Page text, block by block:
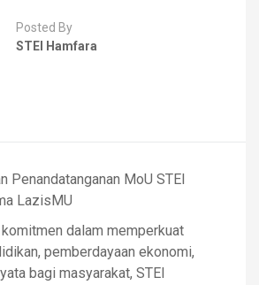
Posted By
STEI Hamfara
Penandatanganan MoU STEI
LazisMU
dalam memperkuat
pemberdayaan ekonomi,
bagi masyarakat, STEI